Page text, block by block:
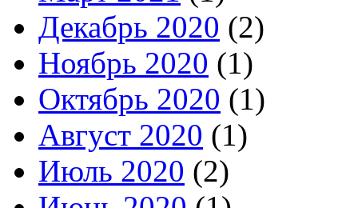
Декабрь 2020 (2)
Ноябрь 2020 (1)
Октябрь 2020 (1)
Август 2020 (1)
Июль 2020 (2)